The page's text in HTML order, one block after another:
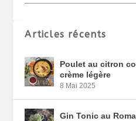
Articles récents
Poulet au citron
crème légère
8 Mai 2025
Gin Tonic au